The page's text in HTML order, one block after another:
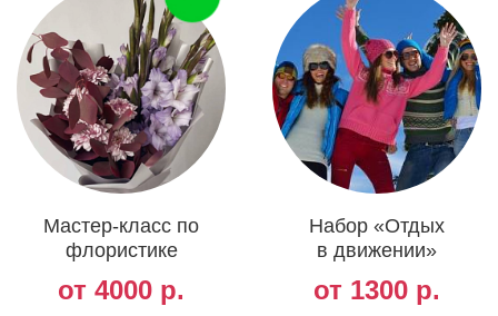
Мастер-класс по
флористике
от 4000 р.
Набор «Отдых
в движении»
от 1300 р.